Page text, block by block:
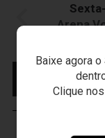
Baixe agora o
Clique
Arena
MAIS